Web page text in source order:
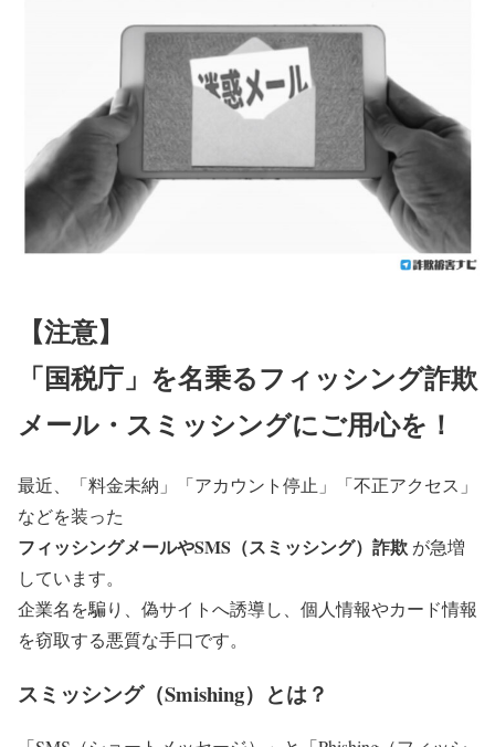
【注意】
「国税庁」を名乗るフィッシング詐欺
メール・スミッシングにご用心を！
最近、「料金未納」「アカウント停止」「不正アクセス」
などを装った
フィッシングメールやSMS（スミッシング）詐欺 が急増
しています。
企業名を騙り、偽サイトへ誘導し、個人情報やカード情報
を窃取する悪質な手口です。
スミッシング（Smishing）とは？